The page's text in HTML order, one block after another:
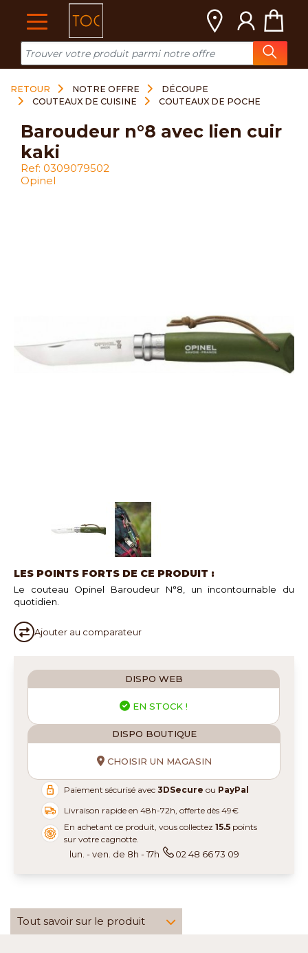
RETOUR NOTRE OFFRE
DÉCOUPE
COUTEAUX DE CUISINE
COUTEAUX DE POCHE
LES POINTS FORTS DE CE PRODUIT :
Le couteau Opinel Baroudeur N°8, un incontournable du
quotidien.
Ajouter au comparateur
baroudeur n°8 avec lien cuir
kaki
Ref: 0309079502
Opinel
DISPO WEB
EN STOCK !
DISPO BOUTIQUE
CHOISIR UN MAGASIN
Paiement sécurisé avec3DSecure ou PayPal
Livraison rapide en 48h-72h, offerte dès 49€
En achetant ce produit, vous collectez15.5 points
sur votre cagnotte.
lun. - ven. de 8h - 17h 02 48 66 73 09
Tout savoir sur le produit
Cookies management panel